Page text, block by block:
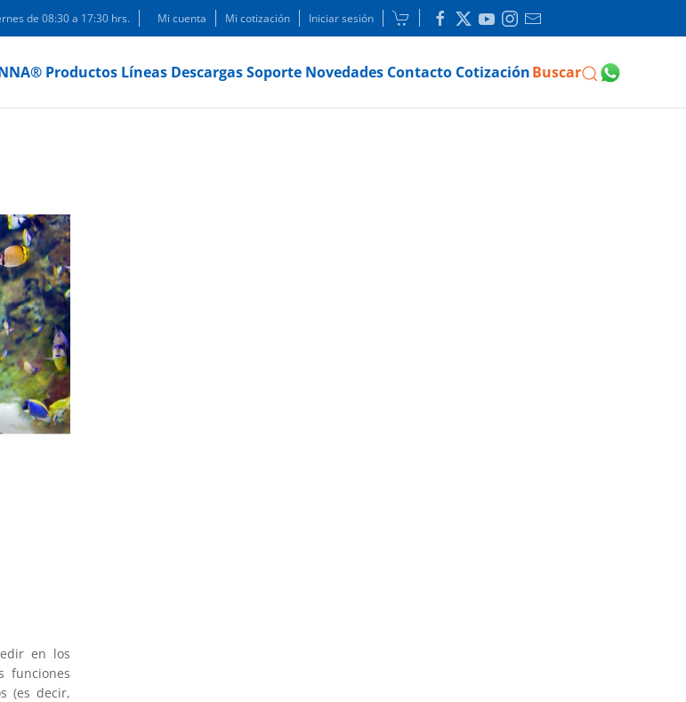
de 08:30 a 17:30 hrs. Mi cuenta Mi cotización Iniciar sesión
Productos Líneas DescargasSoporte Novedades Contacto CotizaciónBuscar
en los
funciones
(es decir,